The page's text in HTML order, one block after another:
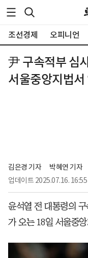
조선경제 오피니언
尹 구속적부 심
서울중앙지법서
김은경 기자
박혜연 기자
업데이트 2025.07.16. 16:55
윤석열 전 대통령의
가 오는 18일 서울중